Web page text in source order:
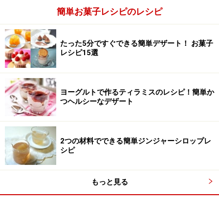
2
卵黄とグラニュー糖を混ぜ合わせる
卵黄とグラニュー糖をボウルに入れ、白っぽくもったり
としたクリーム状になるまで、泡立て器でよく混ぜま
す。
簡単お菓子レシピのレシピ
たった5分ですぐできる簡単デザート！ お菓子
レシピ15選
ヨーグルトで作るティラミスのレシピ！簡単か
つヘルシーなデザート
2つの材料でできる簡単ジンジャーシロップレ
シピ
もっと見る